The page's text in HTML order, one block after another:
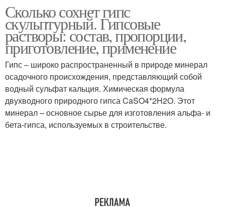
Сколько сохнет гипс
скульптурный. Гипсовые
растворы: состав, пропорции,
приготовление, применение
Гипс – широко распространенный в природе минерал
осадочного происхождения, представляющий собой
водный сульфат кальция. Химическая формула
двухводного природного гипса CaSO4*2H2O. Этот
минерал – основное сырье для изготовления альфа- и
бета-гипса, используемых в строительстве.